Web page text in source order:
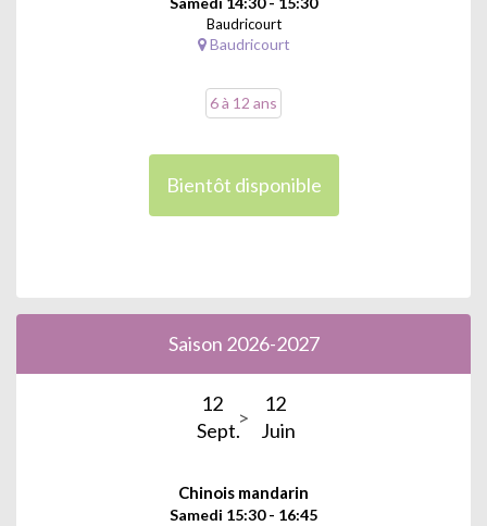
Baudricourt
Baudricourt
6 à 12 ans
Bientôt disponible
Saison 2026-2027
12
Sept.
12
Juin
Chinois mandarin
Samedi 15:30 - 16:45